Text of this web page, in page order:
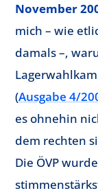
November
mich – wie
damals –,
(Ausgabe 4/
es ohnehin
dem rechten
Die ÖVP